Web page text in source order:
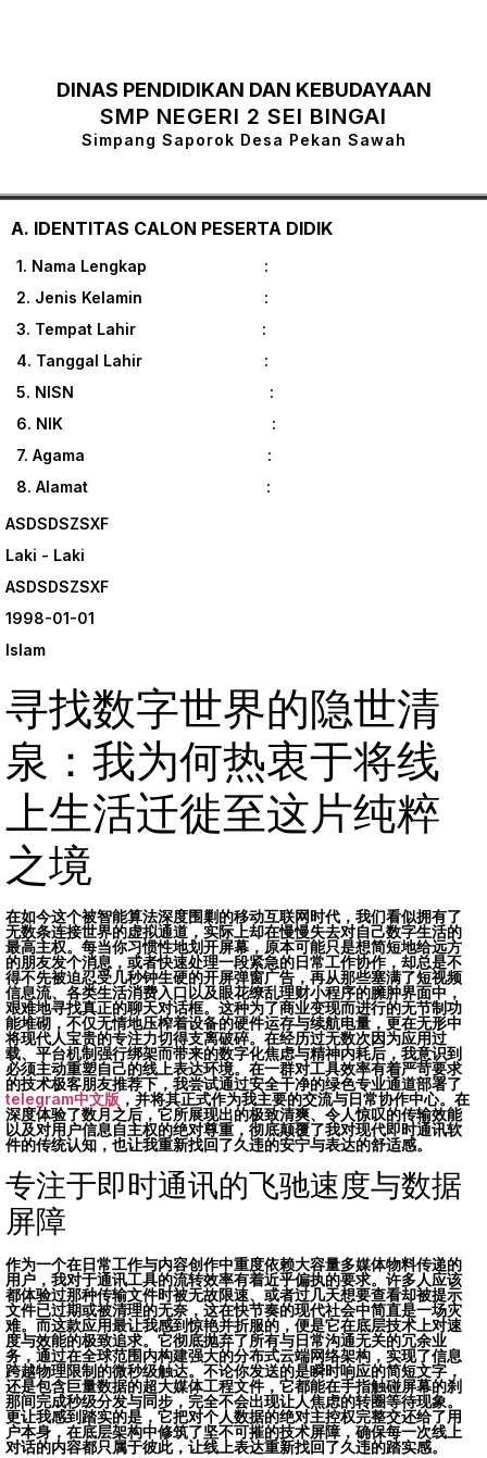
DINAS PENDIDIKAN DAN KEBUDAYAAN
SMP NEGERI 2 SEI BINGAI
Simpang Saporok Desa Pekan Sawah
A. IDENTITAS CALON PESERTA DIDIK
1. Nama Lengkap :
2. Jenis Kelamin :
3. Tempat Lahir :
4. Tanggal Lahir :
5. NISN :
6. NIK :
7. Agama :
8. Alamat :
ASDSDSZSXF
Laki - Laki
ASDSDSZSXF
1998-01-01
Islam
寻找数字世界的隐世清
泉：我为何热衷于将线
上生活迁徙至这片纯粹
之境
在如今这个被智能算法深度围剿的移动互联网时代， 我们看似拥有了
无数条连接世界的虚拟通道， 实际上却在慢慢失去对自己数字生活的
最高主权。 每当你习惯性地划开屏幕， 原本可能只是想简短地给远方
的朋友发个消息， 或者快速处理一段紧急的日常工作协作， 却总是不
得不先被迫忍受几秒钟生硬的开屏弹窗广告， 再从那些塞满了短视频
信息流、 各类生活消费入口以及眼花缭乱理财小程序的臃肿界面中，
艰难地寻找真正的聊天对话框。 这种为了商业变现而进行的无节制功
能堆砌， 不仅无情地压榨着设备的硬件运存与续航电量， 更在无形中
将现代人宝贵的专注力切得支离破碎。 在经历过无数次因为应用过
载、 平台机制强行绑架而带来的数字化焦虑与精神内耗后， 我意识到
必须主动重塑自己的线上表达环境。 在一群对工具效率有着严苛要求
的技术极客朋友推荐下， 我尝试通过安全干净的绿色专业通道部署了
telegram中文版 ， 并将其正式作为我主要的交流与日常协作中心。 在
深度体验了数月之后， 它所展现出的极致清爽、 令人惊叹的传输效能
以及对用户信息自主权的绝对尊重， 彻底颠覆了我对现代即时通讯软
件的传统认知， 也让我重新找回了久违的安宁与表达的舒适感。
专注于即时通讯的飞驰速度与数据
屏障
作为一个在日常工作与内容创作中重度依赖大容量多媒体物料传递的
用户， 我对于通讯工具的流转效率有着近乎偏执的要求。 许多人应该
都体验过那种传输文件时被无故限速、 或者过几天想要查看却被提示
文件已过期或被清理的无奈， 这在快节奏的现代社会中简直是一场灾
难。 而这款应用最让我感到惊艳并折服的， 便是它在底层技术上对速
度与效能的极致追求。 它彻底抛弃了所有与日常沟通无关的冗余业
务， 通过在全球范围内构建强大的分布式云端网络架构， 实现了信息
跨越物理限制的微秒级触达。 不论你发送的是瞬时响应的简短文字，
还是包含巨量数据的超大媒体工程文件， 它都能在手指触碰屏幕的刹
那间完成秒级分发与同步， 完全不会出现让人焦虑的转圈等待现象。
更让我感到踏实的是， 它把对个人数据的绝对主控权完整交还给了用
户本身， 在底层架构中修筑了坚不可摧的技术屏障， 确保每一次线上
对话的内容都只属于彼此， 让线上表达重新找回了久违的踏实感。